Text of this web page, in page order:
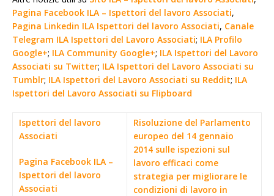
Pagina Facebook ILA – Ispettori del lavoro Associati,
Pagina Linkedin ILA Ispettori del lavoro Associati, Canale
Telegram ILA Ispettori del Lavoro Associati; ILA Profilo
Google+; ILA Community Google+; ILA Ispettori del Lavoro
Associati su Twitter; ILA Ispettori del Lavoro Associati su
Tumblr; ILA Ispettori del Lavoro Associati su Reddit; ILA
Ispettori del Lavoro Associati su Flipboard
Ispettori del lavoro
Associati
Pagina Facebook ILA –
Ispettori del lavoro
Associati
Risoluzione del Parlamento
europeo del 14 gennaio
2014 sulle ispezioni sul
lavoro efficaci come
strategia per migliorare le
condizioni di lavoro in